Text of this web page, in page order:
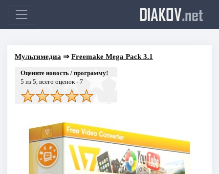
DIAKOV.net
Мультимедиа ⇒ Freemake Mega Pack 3.1
Оцените новость / программу!
5 из 5, всего оценок - 7